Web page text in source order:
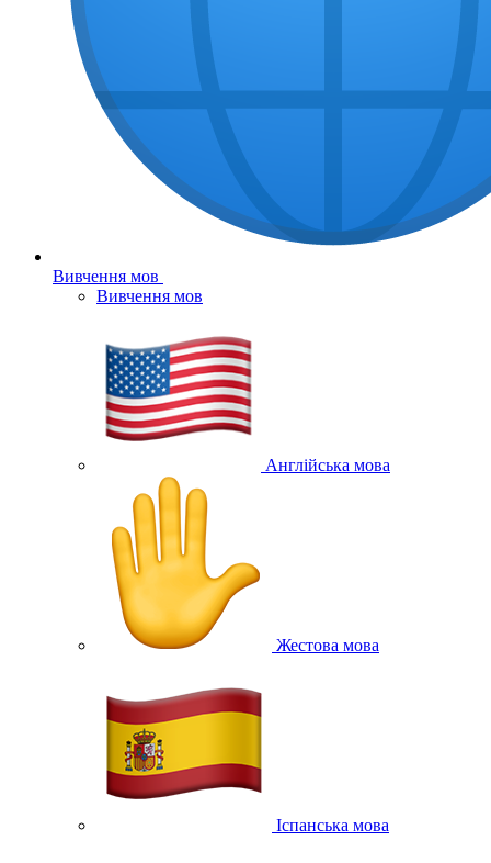
Вивчення мов
Вивчення мов
Англійська мова
Жестова мова
Іспанська мова